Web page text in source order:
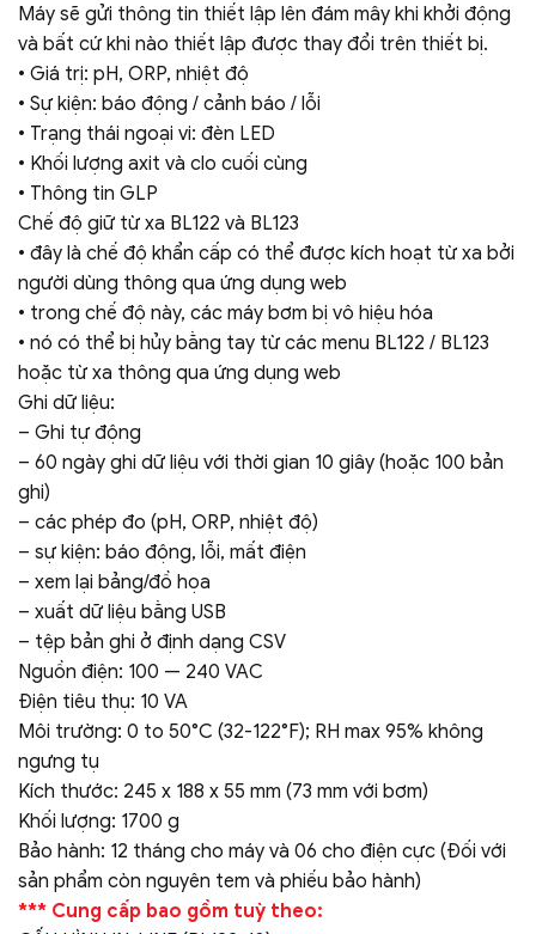
Máy sẽ gửi thông tin thiết lập lên đám mây khi khởi động
và bất cứ khi nào thiết lập được thay đổi trên thiết bị.
• Giá trị: pH, ORP, nhiệt độ
• Sự kiện: báo động / cảnh báo / lỗi
• Trạng thái ngoại vi: đèn LED
• Khối lượng axit và clo cuối cùng
• Thông tin GLP
Chế độ giữ từ xa BL122 và BL123
• đây là chế độ khẩn cấp có thể được kích hoạt từ xa bởi
người dùng thông qua ứng dụng web
• trong chế độ này, các máy bơm bị vô hiệu hóa
• nó có thể bị hủy bằng tay từ các menu BL122 / BL123
hoặc từ xa thông qua ứng dụng web
Ghi dữ liệu:
– Ghi tự động
– 60 ngày ghi dữ liệu với thời gian 10 giây (hoặc 100 bản
ghi)
– các phép đo (pH, ORP, nhiệt độ)
– sự kiện: báo động, lỗi, mất điện
– xem lại bảng/đồ họa
– xuất dữ liệu bằng USB
– tệp bản ghi ở định dạng CSV
Nguồn điện: 100 — 240 VAC
Điện tiêu thụ: 10 VA
Môi trường: 0 to 50°C (32-122°F); RH max 95% không
ngưng tụ
Kích thước: 245 x 188 x 55 mm (73 mm với bơm)
Khối lượng: 1700 g
Bảo hành: 12 tháng cho máy và 06 cho điện cực (Đối với
sản phẩm còn nguyên tem và phiếu bảo hành)
*** Cung cấp bao gồm tuỳ theo: